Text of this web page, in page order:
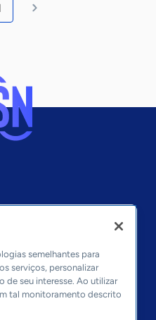
semelhantes para
serviços, personalizar
de seu interesse. Ao utilizar
tal monitoramento descrito